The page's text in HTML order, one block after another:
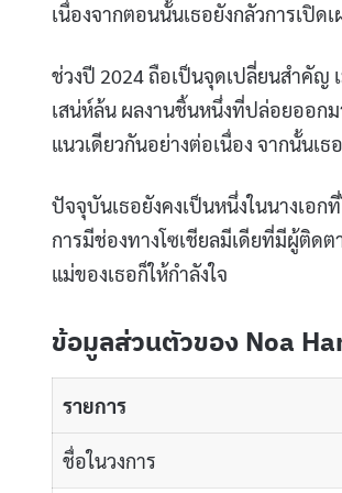
เนื่องจากตอนนั้นเธอยังกลัวการเปิ
ช่วงปี 2024 ถือเป็นจุดเปลี่ยนสำคั
เสน่ห์ล้น ผลงานชิ้นหนึ่งที่ปล่อยออก
แนวเดียวกันอย่างต่อเนื่อง จากนั้น
ปัจจุบันเธอยังคงเป็นหนึ่งในนางเอ
การมีช่องทางโซเชียลมีเดียที่มีผู้ติดต
แม่ของเธอก็ให้กำลังใจ
ข้อมูลส่วนตัวของ Noa
รายการ
ชื่อในวงการ